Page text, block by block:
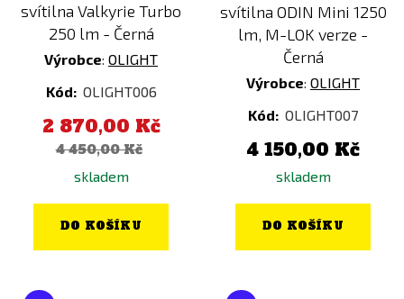
svítilna Valkyrie Turbo
250 lm - Černá
Výrobce: OLIGHT
Kód: OLIGHT006
2 870,00 Kč
4 450,00 Kč
skladem
DO KOŠÍKU
svítilna ODIN Mini 1250
lm, M-LOK verze -
Černá
Výrobce: OLIGHT
Kód: OLIGHT007
4 150,00 Kč
skladem
DO KOŠÍKU